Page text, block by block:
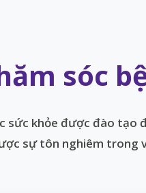
sóc
sức khỏe được đào
sự tôn nghiêm trong